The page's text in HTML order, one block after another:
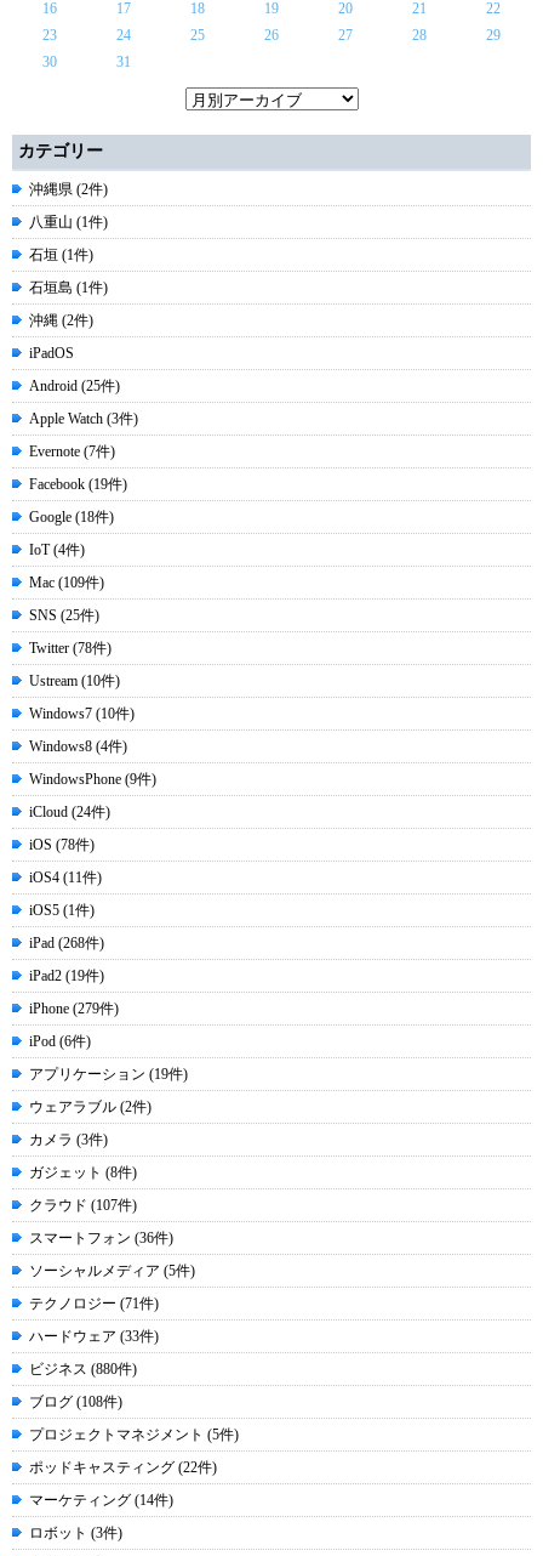
16 17 18 19 20 21
22
23
24 25 26 27 28
29
30
31
カテゴリー
沖縄県 (2件)
八重山 (1件)
石垣 (1件)
石垣島 (1件)
沖縄 (2件)
iPadOS
Android (25件)
Apple Watch (3件)
Evernote (7件)
Facebook (19件)
Google (18件)
IoT (4件)
Mac (109件)
SNS (25件)
Twitter (78件)
Ustream (10件)
Windows7 (10件)
Windows8 (4件)
WindowsPhone (9件)
iCloud (24件)
iOS (78件)
iOS4 (11件)
iOS5 (1件)
iPad (268件)
iPad2 (19件)
iPhone (279件)
iPod (6件)
アプリケーション (19件)
ウェアラブル (2件)
カメラ (3件)
ガジェット (8件)
クラウド (107件)
スマートフォン (36件)
ソーシャルメディア (5件)
テクノロジー (71件)
ハードウェア (33件)
ビジネス (880件)
ブログ (108件)
プロジェクトマネジメント (5件)
ポッドキャスティング (22件)
マーケティング (14件)
ロボット (3件)